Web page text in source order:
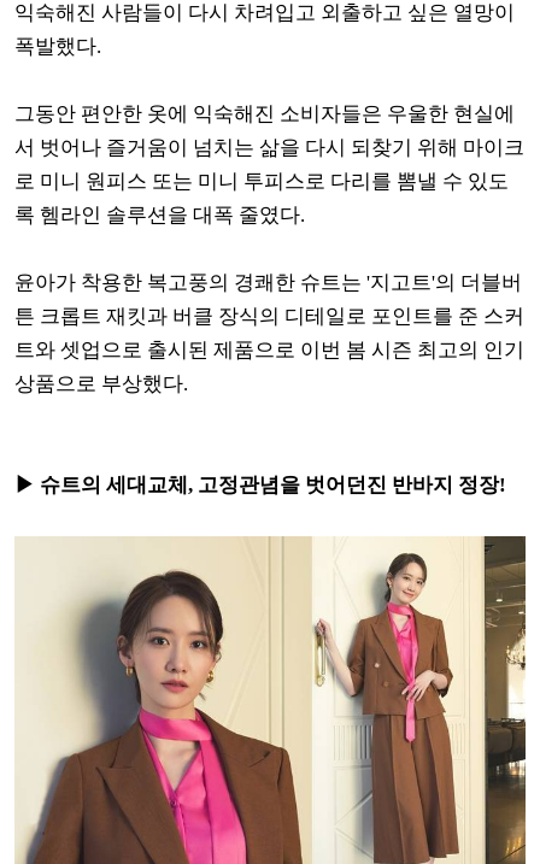
익숙해진 사람들이 다시 차려입고 외출하고 싶은 열망이
폭발했다.
그동안 편안한 옷에 익숙해진 소비자들은 우울한 현실에
서 벗어나 즐거움이 넘치는 삶을 다시 되찾기 위해 마이크
로 미니 원피스 또는 미니 투피스로 다리를 뽐낼 수 있도
록 헴라인 솔루션을 대폭 줄였다.
윤아가 착용한 복고풍의 경쾌한 슈트는 '지고트'의 더블버
튼 크롭트 재킷과 버클 장식의 디테일로 포인트를 준 스커
트와 셋업으로 출시된 제품으로 이번 봄 시즌 최고의 인기
상품으로 부상했다.
▶ 슈트의 세대교체, 고정관념을 벗어던진 반바지 정장!